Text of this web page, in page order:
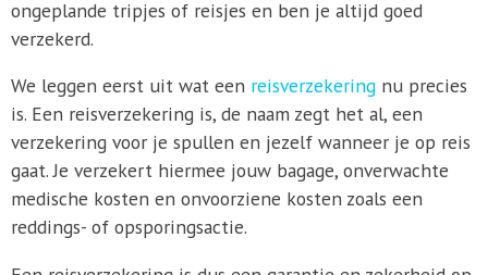
ongeplande tripjes of reisjes en ben je altijd goed
verzekerd.
We leggen eerst uit wat een reisverzekeringnu precies
is. Een reisverzekering is, de naam zegt het al, een
verzekering voor je spullen en jezelf wanneer je op reis
gaat. Je verzekert hiermee jouw bagage, onverwachte
medische kosten en onvoorziene kosten zoals een
reddings- of opsporingsactie.